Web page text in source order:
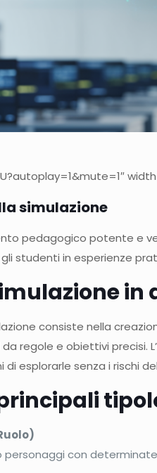
simulazione
pedagogico potente e
studenti in esperienze
consiste nella
regole e obiettivi precisi.
esplorarle senza i rischi
con